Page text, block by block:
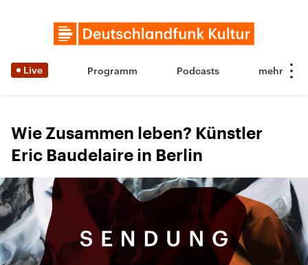
Live Programm Podcasts
Wie Zusammen leben? Künstler
Eric Baudelaire in Berlin